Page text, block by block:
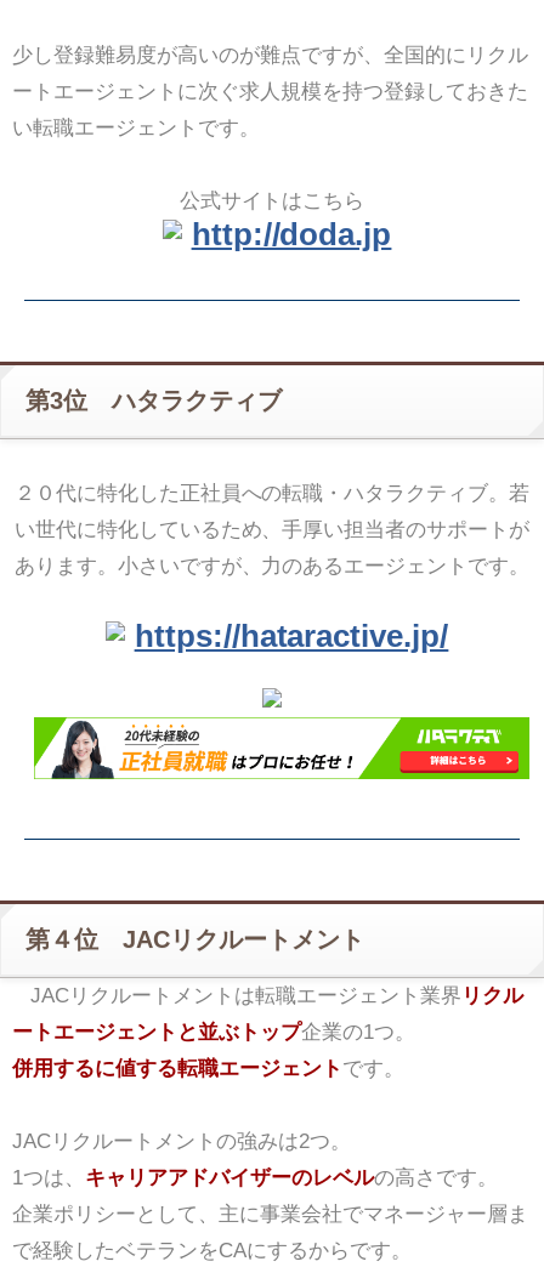
少し登録難易度が高いのが難点ですが、全国的にリクル
ートエージェントに次ぐ求人規模を持つ登録しておきた
い転職エージェントです。
公式サイトはこちら
http://doda.jp
第3位 ハタラクティブ
２０代に特化した正社員への転職・ハタラクティブ。若
い世代に特化しているため、手厚い担当者のサポートが
あります。小さいですが、力のあるエージェントです。
https://hataractive.jp/
第４位 JACリクルートメント
JACリクルートメントは転職エージェント業界 リクル
ートエージェントと並ぶトップ企業の1つ。
併用するに値する転職エージェント です。
JACリクルートメントの強みは2つ。
1つは、 キャリアアドバイザーのレベルの高さです。
企業ポリシーとして、主に事業会社でマネージャー層ま
で経験したベテランをCAにするからです。